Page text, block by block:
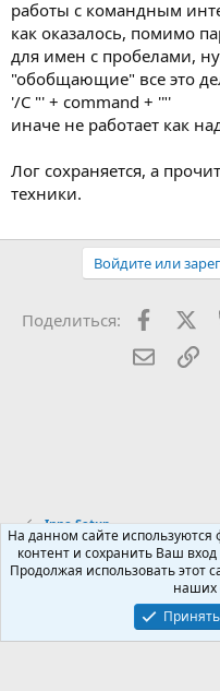
работы с командным
как оказалось, помимо
для имен с пробелами,
"обобщающие" все это
'/C "' + command + '"'
иначе не работает как
Лог сохраняется, а
техники.
Войдите или
Поделиться:
Inno Setup
Russian (RU)
Условия
Политика
На данном сайте
контент и сохранить Ваш
Продолжая использовать этот
наших
Принять